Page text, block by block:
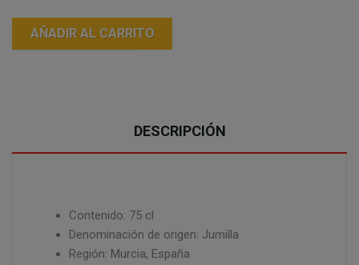
AÑADIR AL CARRITO
DESCRIPCIÓN
Contenido: 75 cl
Denominación de origen: Jumilla
Región: Murcia, España